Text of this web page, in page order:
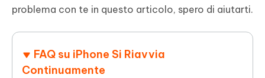
problema con te in questo articolo, spero di aiutarti.
FAQ su iPhone Si Riavvia
Continuamente